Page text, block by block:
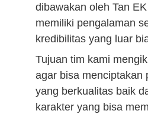
dibawakan oleh Tan
memiliki pengalaman
kredibilitas yang luar
Tujuan tim kami
agar bisa menciptakan
yang berkualitas baik
karakter yang bisa